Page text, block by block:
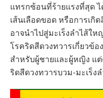
แทรกซ้อนที่ร้ายแรงที่สุด
เส้นเลือดขอด หรือการเกิ
อาจนำไปสู่มะเร็งลำไส้ให
โรคริดสีดวงทวารเกี่ยวข้
สำหรับผู้ชายและผู้หญิง แ
ริดสีดวงทวารบวม-มะเร็ง